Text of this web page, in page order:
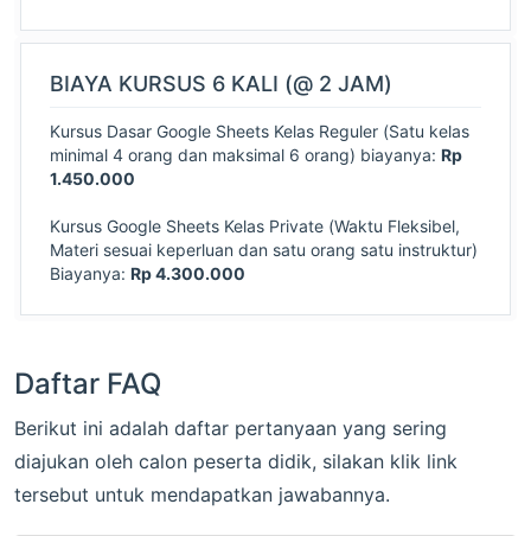
BIAYA KURSUS 6 KALI (@ 2 JAM)
Kursus Dasar Google Sheets Kelas Reguler (Satu kelas
minimal 4 orang dan maksimal 6 orang) biayanya: Rp
1.450.000
Kursus Google Sheets Kelas Private (Waktu Fleksibel,
Materi sesuai keperluan dan satu orang satu instruktur)
Biayanya: Rp 4.300.000
Daftar FAQ
Berikut ini adalah daftar pertanyaan yang sering
diajukan oleh calon peserta didik, silakan klik link
tersebut untuk mendapatkan jawabannya.